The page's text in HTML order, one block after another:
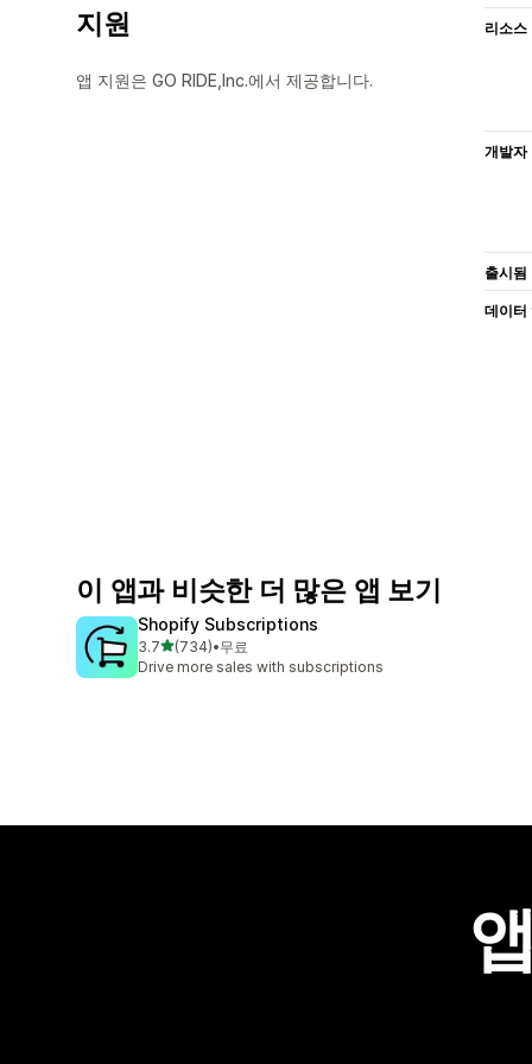
지원
앱 지원은 GO RIDE,Inc.에서 제공합니다.
리소스
개발자
출시됨
데이터
이 앱과 비슷한 더 많은 앱 보기
Shopify Subscriptions
3.7별 5개 중
(734)
총 리뷰 734개
•무료
Drive more sales with subscriptions